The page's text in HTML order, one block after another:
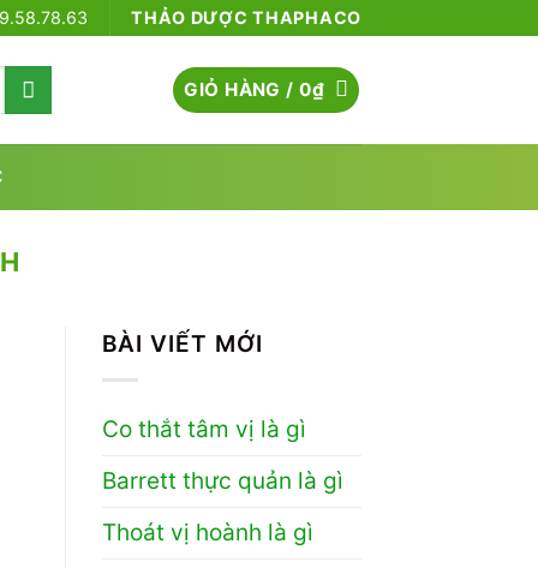
THẢO DƯỢC THAPHACO
GIỎ HÀNG /0₫
BÀI VIẾT MỚI
Co thắt tâm vị là gì
Barrett thực quản là gì
Thoát vị hoành là gì